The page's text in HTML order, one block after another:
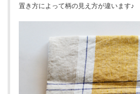
置き方によって柄の見え方が違います♪